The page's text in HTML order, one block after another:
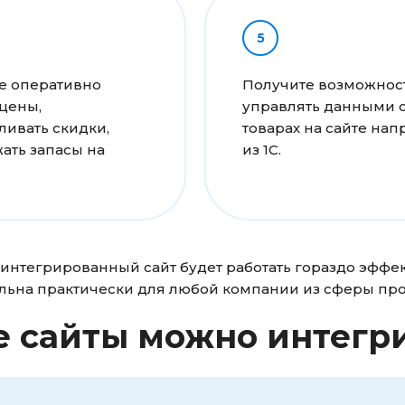
оперативно
скидки,
запасы на
Получите
управлять данными
товарах на сайте
из 1С.
интегрированный сайт будет работать гораздо
практически для любой компании из сферы
сайты можно